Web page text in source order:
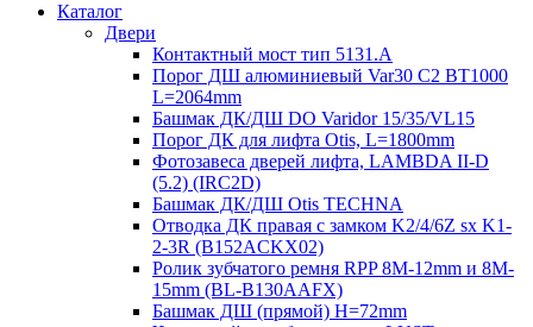
Каталог
Двери
Контактный мост тип 5131.A
Порог ДШ алюминиевый Var30 C2 BT1000
L=2064mm
Башмак ДК/ДШ DO Varidor 15/35/VL15
Порог ДК для лифта Otis, L=1800mm
Фотозавеса дверей лифта, LAMBDA II-D
(5.2) (IRC2D)
Башмак ДК/ДШ Otis TECHNA
Отводка ДК правая с замком K2/4/6Z sx K1-
2-3R (B152ACKX02)
Ролик зубчатого ремня RPP 8M-12mm и 8M-
15mm (BL-B130AAFX)
Башмак ДШ (прямой) H=72mm